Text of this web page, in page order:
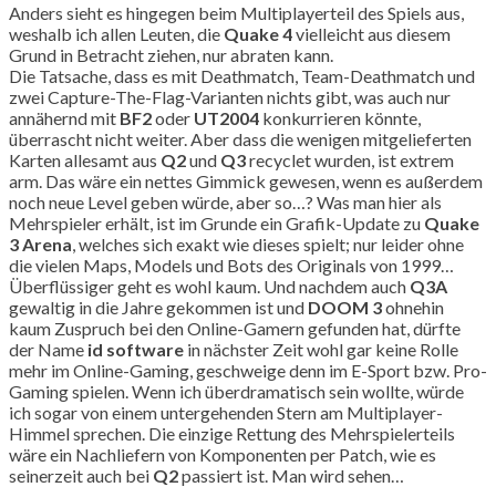
Anders sieht es hingegen beim Multiplayerteil des Spiels aus,
weshalb ich allen Leuten, die Quake 4vielleicht aus diesem
Grund in Betracht ziehen, nur abraten kann.
Die Tatsache, dass es mit Deathmatch, Team-Deathmatch und
zwei Capture-The-Flag-Varianten nichts gibt, was auch nur
annähernd mit BF2oder UT2004 konkurrieren könnte,
überrascht nicht weiter. Aber dass die wenigen mitgelieferten
Karten allesamt aus Q2und Q3recyclet wurden, ist extrem
arm. Das wäre ein nettes Gimmick gewesen, wenn es außerdem
noch neue Level geben würde, aber so…? Was man hier als
Mehrspieler erhält, ist im Grunde ein Grafik-Update zu Quake
3 Arena , welches sich exakt wie dieses spielt; nur leider ohne
die vielen Maps, Models und Bots des Originals von 1999…
Überflüssiger geht es wohl kaum. Und nachdem auch Q3A
gewaltig in die Jahre gekommen ist und DOOM 3ohnehin
kaum Zuspruch bei den Online-Gamern gefunden hat, dürfte
der Name id software in nächster Zeit wohl gar keine Rolle
mehr im Online-Gaming, geschweige denn im E-Sport bzw. Pro-
Gaming spielen. Wenn ich überdramatisch sein wollte, würde
ich sogar von einem untergehenden Stern am Multiplayer-
Himmel sprechen. Die einzige Rettung des Mehrspielerteils
wäre ein Nachliefern von Komponenten per Patch, wie es
seinerzeit auch bei Q2passiert ist. Man wird sehen…